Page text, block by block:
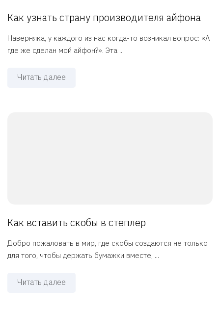
Как узнать страну производителя айфона
Наверняка, у каждого из нас когда-то возникал вопрос: «А
где же сделан мой айфон?». Эта ...
Читать далее
Как вставить скобы в степлер
Добро пожаловать в мир, где скобы создаются не только
для того, чтобы держать бумажки вместе, ...
Читать далее